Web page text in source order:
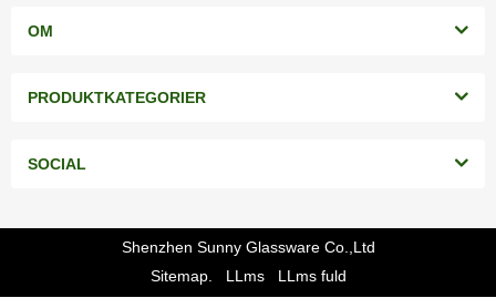
OM
PRODUKTKATEGORIER
SOCIAL
Shenzhen Sunny Glassware Co.,Ltd
Sitemap.
LLms LLms fuld